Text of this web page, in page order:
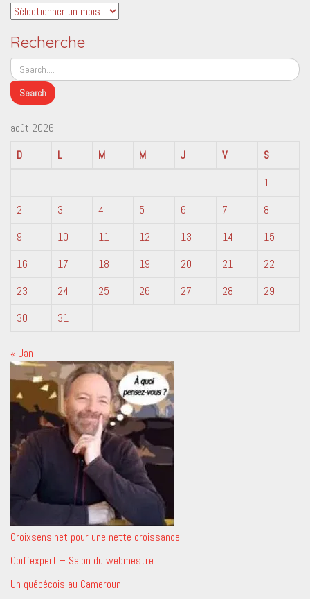
Archives
Recherche
août 2026
D
L M M J V
S
1
2
3 4 5 6 7
8
9
10 11 12 13 14
15
16
17 18 19 20 21
22
23
24 25 26 27 28
29
30
31
« Jan
Croixsens.net pour une nette croissance
Coiffexpert – Salon du webmestre
Un québécois au Cameroun